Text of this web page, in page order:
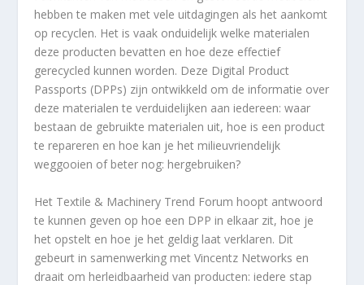
hebben te maken met vele uitdagingen als het aankomt
op recyclen. Het is vaak onduidelijk welke materialen
deze producten bevatten en hoe deze effectief
gerecycled kunnen worden. Deze Digital Product
Passports (DPPs) zijn ontwikkeld om de informatie over
deze materialen te verduidelijken aan iedereen: waar
bestaan de gebruikte materialen uit, hoe is een product
te repareren en hoe kan je het milieuvriendelijk
weggooien of beter nog: hergebruiken?
Het Textile & Machinery Trend Forum hoopt antwoord
te kunnen geven op hoe een DPP in elkaar zit, hoe je
het opstelt en hoe je het geldig laat verklaren. Dit
gebeurt in samenwerking met Vincentz Networks en
draait om herleidbaarheid van producten: iedere stap